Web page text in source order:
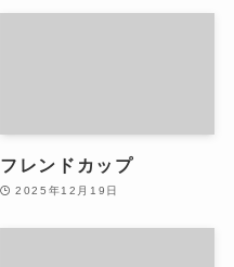
フレンドカップ
2025年12月19日